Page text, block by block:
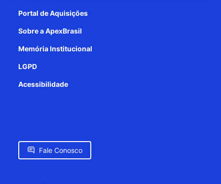
Portal de Aquisições
Sobre a ApexBrasil
Memória Institucional
LGPD
Acessibilidade
Fale Conosco